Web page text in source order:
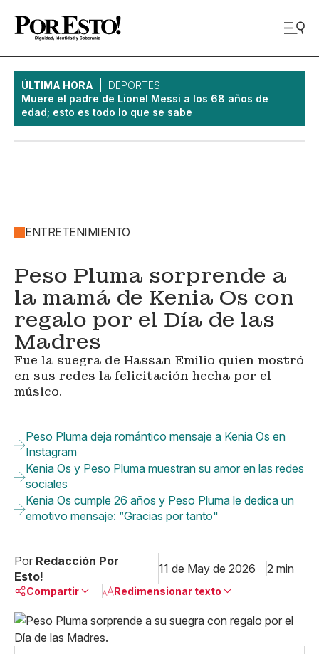
ÚLTIMA HORA
DEPORTES
Muere el padre de Lionel Messi a los 68 años de
edad; esto es todo lo que se sabe
ENTRETENIMIENTO
Peso Pluma sorprende a
la mamá de Kenia Os con
regalo por el Día de las
Madres
Fue la suegra de Hassan Emilio quien mostró
en sus redes la felicitación hecha por el
músico.
Peso Pluma deja romántico mensaje a Kenia Os en
Instagram
Kenia Os y Peso Pluma muestran su amor en las redes
sociales
Kenia Os cumple 26 años y Peso Pluma le dedica un
emotivo mensaje: “Gracias por tanto"
Por Redacción Por
Esto!
11 de May de 2026 2 min
Compartir
Linkedin
Redimensionar texto